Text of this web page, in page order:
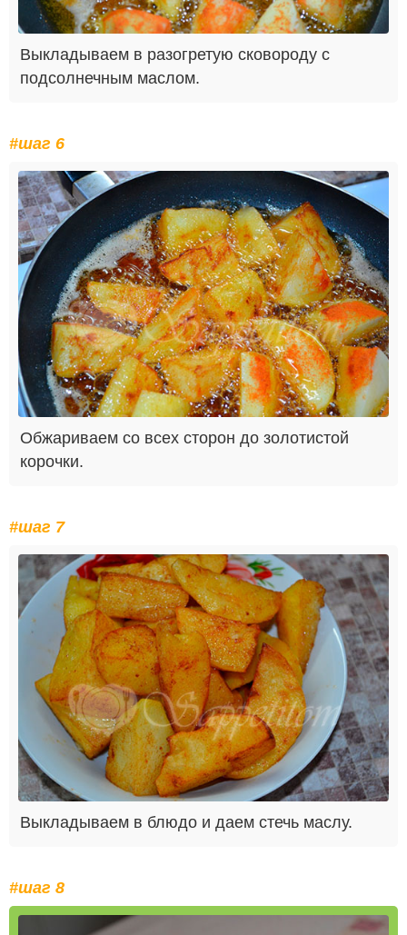
Выкладываем в разогретую сковороду с
подсолнечным маслом.
#шаг 6
Обжариваем со всех сторон до золотистой
корочки.
#шаг 7
Выкладываем в блюдо и даем стечь маслу.
#шаг 8